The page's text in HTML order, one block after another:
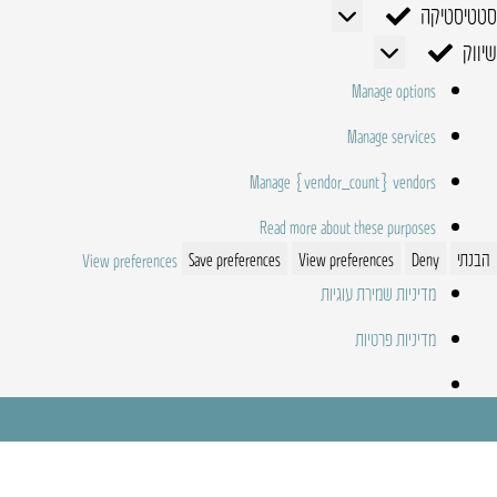
סטטיסטיקה
סטטיסטיקה
שיווק
שיווק
Manage options
Manage services
Manage {vendor_count} vendors
Read more about these purposes
הבנתי
Deny
View preferences
Save preferences
View preferences
מדיניות שמירת עוגיות
מדיניות פרטיות